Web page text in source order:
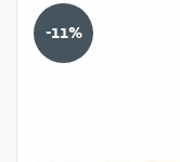
-11%